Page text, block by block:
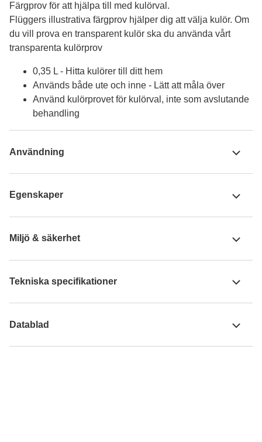
Färgprov för att hjälpa till med kulörval.
Flüggers illustrativa färgprov hjälper dig att välja kulör. Om
du vill prova en transparent kulör ska du använda vårt
transparenta kulörprov
0,35 L - Hitta kulörer till ditt hem
Används både ute och inne - Lätt att måla över
Använd kulörprovet för kulörval, inte som avslutande
behandling
Användning
Egenskaper
Miljö & säkerhet
Tekniska specifikationer
Datablad